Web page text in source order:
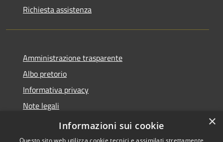
Richiesta assistenza
Amministrazione trasparente
Albo pretorio
Informativa privacy
Note legali
Dichiarazione di accessibilità
×
Informazioni sui cookie
Questo sito web utilizza cookie tecnici e assimilati strettamente